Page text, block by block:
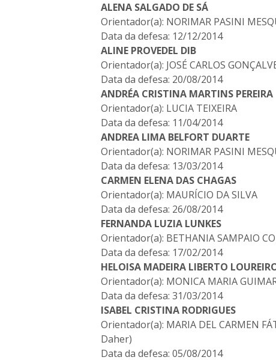
ALENA SALGADO DE SÁ
Orientador(a): NORIMAR PASINI
Data da defesa: 12/12/2014
ALINE PROVEDEL DIB
Orientador(a): JOSÉ CARLOS
Data da defesa: 20/08/2014
ANDRÉA CRISTINA MARTINS PEREIRA
Orientador(a): LUCIA TEIXEIRA
Data da defesa: 11/04/2014
ANDREA LIMA BELFORT DUARTE
Orientador(a): NORIMAR PASINI
Data da defesa: 13/03/2014
CARMEN ELENA DAS CHAGAS
Orientador(a): MAURÍCIO DA SILVA
Data da defesa: 26/08/2014
FERNANDA LUZIA LUNKES
Orientador(a): BETHANIA SAMPAIO
Data da defesa: 17/02/2014
HELOISA MADEIRA LIBERTO
Orientador(a): MONICA MARIA
Data da defesa: 31/03/2014
ISABEL CRISTINA RODRIGUES
Orientador(a): MARIA DEL CARMEN
Daher)
Data da defesa: 05/08/2014